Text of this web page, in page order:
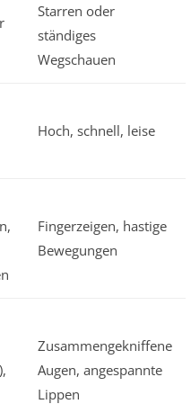
Starren oder
ständiges
Wegschauen
Hoch, schnell, leise
Fingerzeigen, hastige
Bewegungen
Zusammengekniffene
Augen, angespannte
Lippen